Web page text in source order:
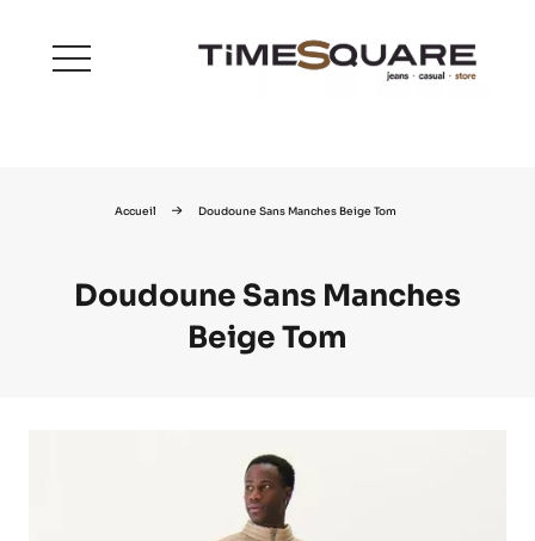
menu
Accueil Doudoune Sans Manches Beige Tom
Doudoune Sans Manches
Beige Tom